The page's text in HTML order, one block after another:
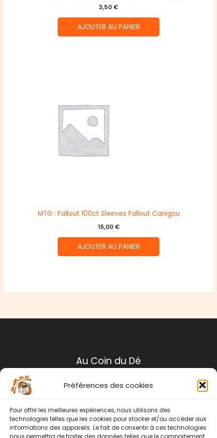
Préférences des cookies
Pour offrir les meilleures expériences, nous utilisons des
technologies telles que les cookies pour stocker et/ou accéder aux
informations des appareils. Le fait de consentir à ces technologies
nous permettra de traiter des données telles que le comportement
3,50 €
AJOUTER AU PANIER
MTG : Fallout 100ct Sleeves Fallout Canigou
15,00 €
AJOUTER AU PANIER
Au Coin du Dé
Conditions générales de ventes
Politique de retour
Contact